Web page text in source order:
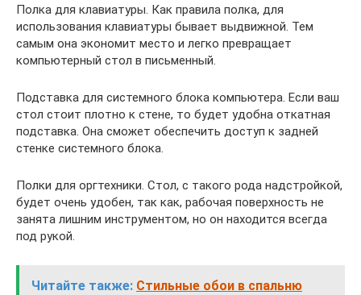
Полка для клавиатуры. Как правила полка, для
использования клавиатуры бывает выдвижной. Тем
самым она экономит место и легко превращает
компьютерный стол в письменный.
Подставка для системного блока компьютера. Если ваш
стол стоит плотно к стене, то будет удобна откатная
подставка. Она сможет обеспечить доступ к задней
стенке системного блока.
Полки для оргтехники. Стол, с такого рода надстройкой,
будет очень удобен, так как, рабочая поверхность не
занята лишним инструментом, но он находится всегда
под рукой.
Читайте также: Стильные обои в спальню